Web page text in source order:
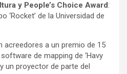
y People’s Choice Award:
‘Rocket’ de la Universidad de
acreedores a un premio de 15
de mapping de ‘Havy
un proyector de parte del